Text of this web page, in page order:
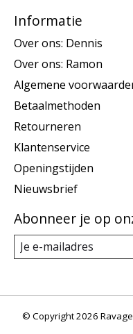
Informatie
Over ons: Dennis
Over ons: Ramon
Algemene
Betaalmethoden
Retourneren
Klantenservice
Openingstijden
Nieuwsbrief
Abonneer je op
© Copyright 2026